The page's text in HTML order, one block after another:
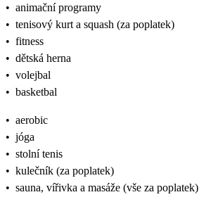
• animační programy
• tenisový kurt a squash (za poplatek)
• fitness
• dětská herna
• volejbal
• basketbal
• aerobic
• jóga
• stolní tenis
• kulečník (za poplatek)
• sauna, vířivka a masáže (vše za poplatek)